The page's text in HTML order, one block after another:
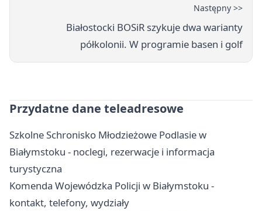
Następny >>
Białostocki BOSiR szykuje dwa warianty
półkolonii. W programie basen i golf
Przydatne dane teleadresowe
Szkolne Schronisko Młodzieżowe Podlasie w
Białymstoku - noclegi, rezerwacje i informacja
turystyczna
Komenda Wojewódzka Policji w Białymstoku -
kontakt, telefony, wydziały